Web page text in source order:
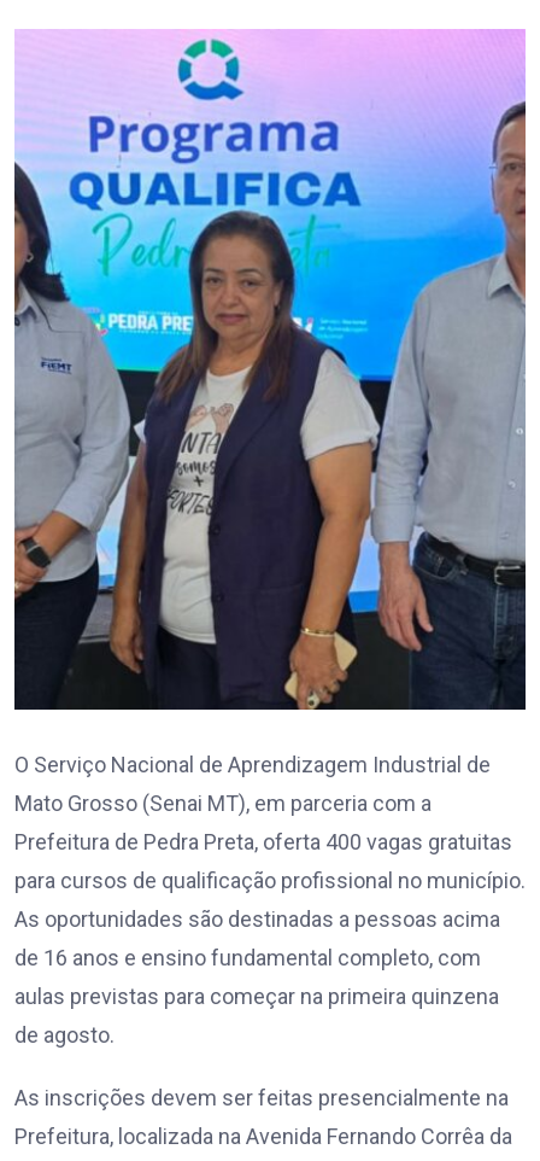
O Serviço Nacional de Aprendizagem Industrial de
Mato Grosso (Senai MT), em parceria com a
Prefeitura de Pedra Preta, oferta 400 vagas gratuitas
para cursos de qualificação profissional no município.
As oportunidades são destinadas a pessoas acima
de 16 anos e ensino fundamental completo, com
aulas previstas para começar na primeira quinzena
de agosto.
As inscrições devem ser feitas presencialmente na
Prefeitura, localizada na Avenida Fernando Corrêa da